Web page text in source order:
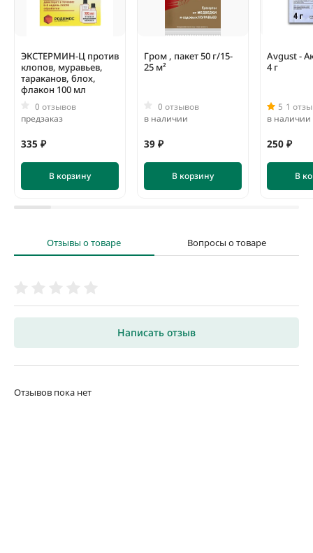
ЭКСТЕРМИН-Ц против
клопов, муравьев,
тараканов, блох,
флакон 100 мл
0 отзывов
предзаказ
335 ₽
В корзину
Гром , пакет 50 г/15-
25 м²
0 отзывов
в наличии
39 ₽
В корзину
Avgust -
4 г
5 1
в наличии
250 ₽
В
Отзывы о товаре Вопросы о товаре
Написать отзыв
Отзывов пока нет